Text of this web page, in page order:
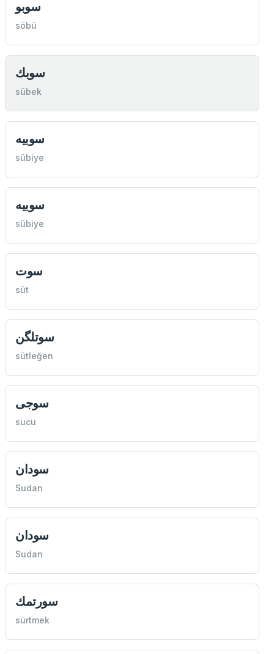
سوبو
söbü
سوبك
sübek
سوبيه
sübiye
سوبيه
sübiye
سوت
süt
سوتلگن
sütleğen
سوجی
sucu
سودان
Sudan
سودان
Sudan
سورتمك
sürtmek